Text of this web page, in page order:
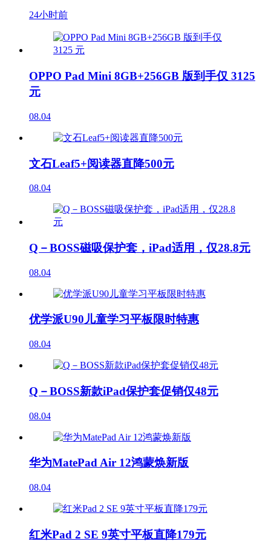
24小时前
OPPO Pad Mini 8GB+256GB 版到手仅 3125
元
08.04
文石Leaf5+阅读器直降500元
08.04
Q－BOSS磁吸保护套，iPad适用，仅28.8元
08.04
优学派U90儿童学习平板限时特惠
08.04
Q－BOSS新款iPad保护套促销仅48元
08.04
华为MatePad Air 12鸿蒙焕新版
08.04
红米Pad 2 SE 9英寸平板直降179元